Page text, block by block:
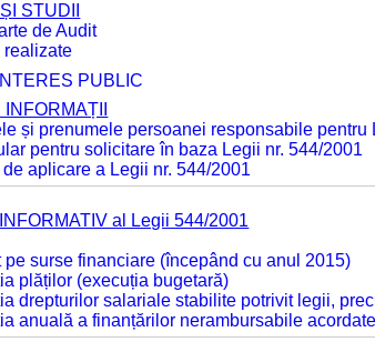
STUDII
de Audit
realizate
PUBLIC
și prenumele persoanei responsabile pentru
pentru solicitare în baza Legii nr. 544/2001
aplicare a Legii nr. 544/2001
al Legii 544/2001
pe surse financiare (începând cu anul 2015)
plăților (execuția bugetară)
drepturilor salariale stabilite potrivit legii,
anuală a finanțărilor nerambursabile